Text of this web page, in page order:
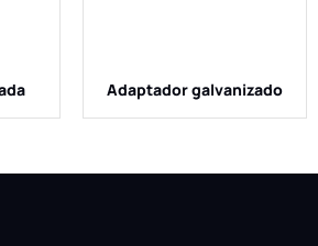
Adaptador galvanizado